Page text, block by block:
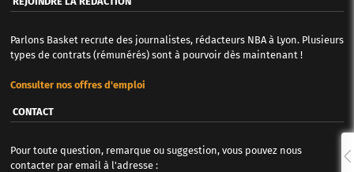
Parlons Basket recrute des journalistes, rédacteurs NBA à Lyon. Plusieurs
types de contrats (rémunérés) sont à pourvoir dès maintenant !
Consulter nos offres d'emploi
CONTACT
Pour toute question, remarque ou suggestion, vous pouvez nous
contacter par email à l'adresse :